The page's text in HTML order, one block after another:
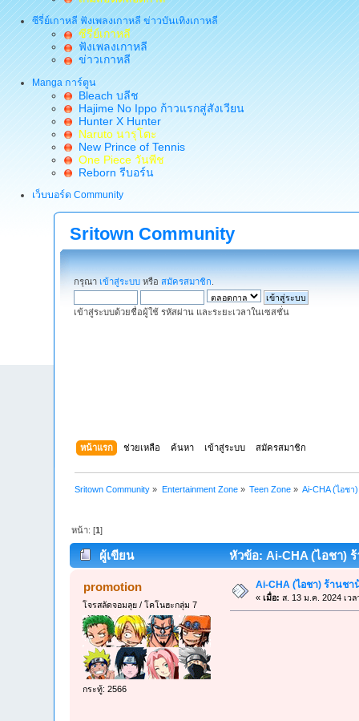
ซีรี่ย์เกาหลี ฟังเพลงเกาหลี ข่าวบันเทิงเกาหลี
ซีรี่ย์เกาหลี
ฟังเพลงเกาหลี
ข่าวเกาหลี
Manga การ์ตูน
Bleach บลีช
Hajime No Ippo ก้าวแรกสู่สังเวียน
Hunter X Hunter
Naruto นารุโตะ
New Prince of Tennis
One Piece วันพีช
Reborn รีบอร์น
เว็บบอร์ด Community
Sritown Community
กรุณา เข้าสู่ระบบ หรือสมัครสมาชิก
เข้าสู่ระบบด้วยชื่อผู้ใช้ รหัสผ่าน และระยะเวลาในเซสชั่น
หน้าแรก ช่วยเหลือ ค้นหา เข้าสู่ระบบ สมัครสมาชิก
Sritown Community » Entertainment Zone» Teen Zone » Ai-CHA (ไอช
หน้า: [1]
ผู้เขียน หัวข้อ: Ai-CHA (ไอชา)
promotion
โจรสลัดจอมลุย / โคโนฮะกลุ่ม 7
กระทู้: 2566
Ai-CHA (ไอชา) ร้านช
«เมื่อ: ส. 13 ม.ค. 2024 เวล